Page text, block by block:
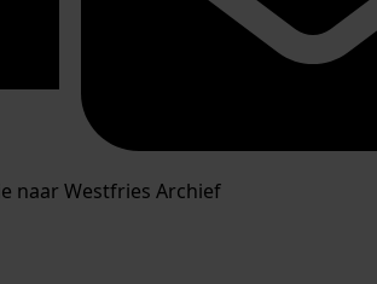
naar Westfries Archief